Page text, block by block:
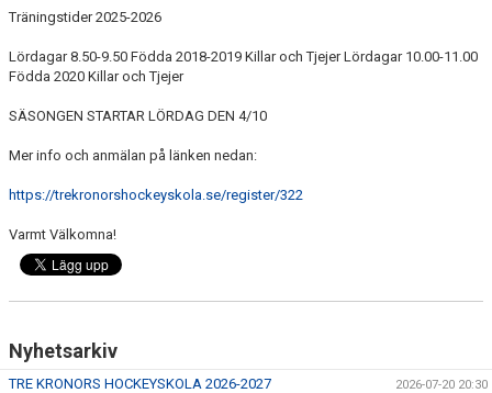
TRE KRONORS HOCKEYSKOLA
Träningstider 2025-2026
Lördagar 8.50-9.50 Födda 2018-2019 Killar och Tjejer Lördagar 10.00-11.00
Födda 2020 Killar och Tjejer
SÄSONGEN STARTAR LÖRDAG DEN 4/10
Mer info och anmälan på länken nedan:
https://trekronorshockeyskola.se/register/322
Varmt Välkomna!
Nyhetsarkiv
TRE KRONORS HOCKEYSKOLA 2026-2027 2026-07-20 20:30